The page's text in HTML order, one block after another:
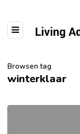
Browsen tag
winterklaar